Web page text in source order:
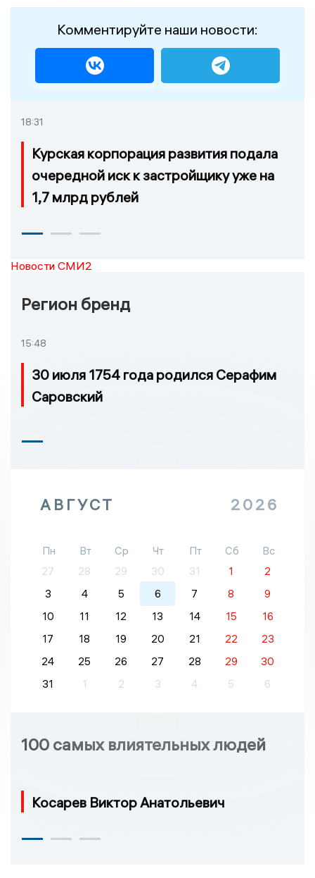
Комментируйте наши новости:
18:31
Курская корпорация развития подала
очередной иск к застройщику уже на
1,7 млрд рублей
Новости СМИ2
Регион бренд
15:48
30 июля 1754 года родился Серафим
Саровский
АВГУСТ 2026
Пн Вт Ср Чт Пт Сб
Вс
27
28 29 30 31 1
2
3
4 5 6 7 8
9
10
11 12 13 14 15
16
17
18 19 20 21 22
23
24
25 26 27 28 29
30
31
1 2 3 4 5 6
100 самых влиятельных людей
Косарев Виктор Анатольевич